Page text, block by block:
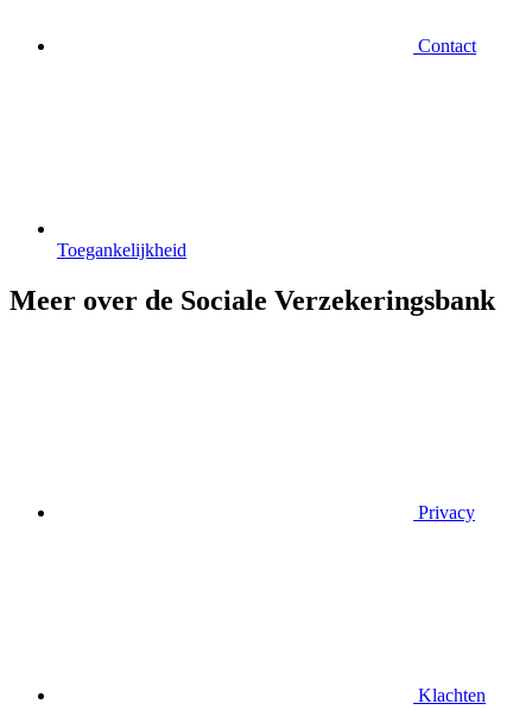
Contact
Toegankelijkheid
Meer over de Sociale Verzekeringsbank
Privacy
Klachten